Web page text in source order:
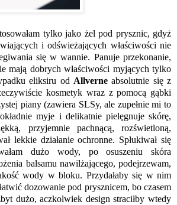
tylko jako żel pod prysznic, gdyż
i odświeżających właściwości nie
się w wannie. Panuje przekonanie,
mają dobrych właściwości myjących tylko
eliksiru od Allverne absolutnie się z
kosmetyk wraz z pomocą gąbki
piany (zawiera SLSy, ale zupełnie mi to
myje i delikatnie pielęgnuje skórę,
przyjemnie pachnącą, rozświetloną,
lekkie działanie ochronne. Spłukiwał się
dużo wody, po osuszeniu skóra
balsamu nawilżającego, podejrzewam,
wody w bloku. Przydałaby się w nim
dozowanie pod prysznicem, bo czasem
dużo, aczkolwiek design straciłby wtedy